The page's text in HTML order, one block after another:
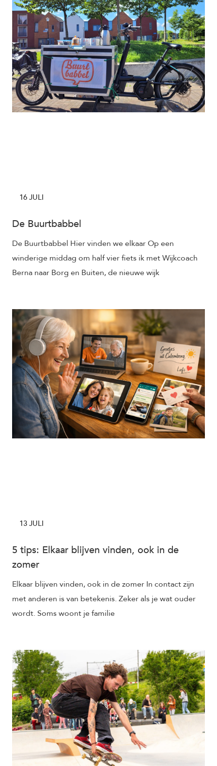
De Buurtbabbel
16 JULI
De Buurtbabbel Hier vinden we elkaar Op een
winderige middag om half vier fiets ik met Wijkcoach
Berna naar Borg en Buiten, de nieuwe wijk
5 tips: Elkaar blijven vinden, ook in de
zomer
13 JULI
Elkaar blijven vinden, ook in de zomer In contact zijn
met anderen is van betekenis. Zeker als je wat ouder
wordt. Soms woont je familie